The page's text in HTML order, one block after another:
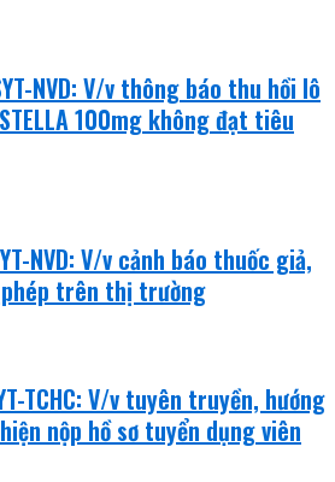
NVD: V/v thông báo thu hồi lô
100mg không đạt tiêu
NVD: V/v cảnh báo thuốc giả,
trên thị trường
TCHC: V/v tuyên truyền, hướng
nộp hồ sơ tuyển dụng viên